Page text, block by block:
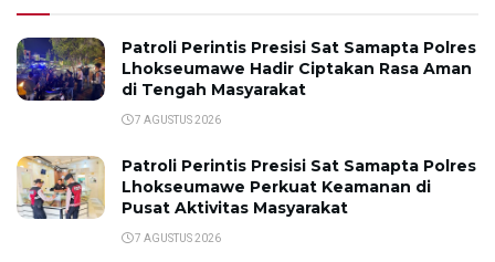
Patroli Perintis Presisi Sat Samapta Polres
Lhokseumawe Hadir Ciptakan Rasa Aman
di Tengah Masyarakat
7 AGUSTUS 2026
Patroli Perintis Presisi Sat Samapta Polres
Lhokseumawe Perkuat Keamanan di
Pusat Aktivitas Masyarakat
7 AGUSTUS 2026